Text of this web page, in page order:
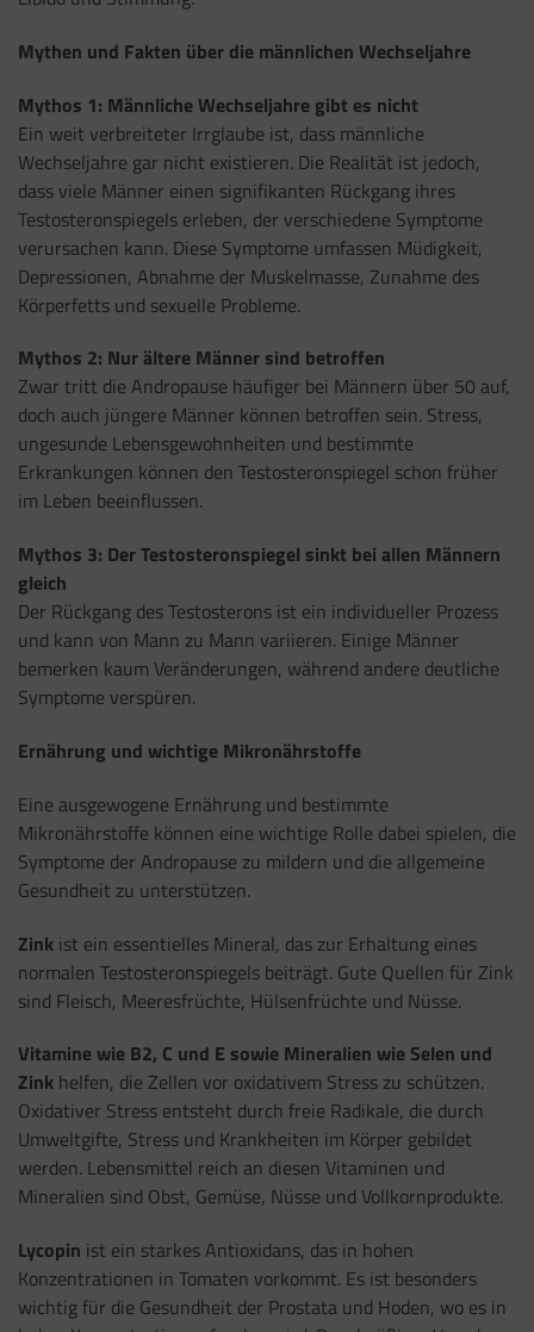
Mythen und Fakten über die männlichen Wechseljahre
Mythos 1: Männliche Wechseljahre gibt es nicht
Ein weit verbreiteter Irrglaube ist, dass männliche
Wechseljahre gar nicht existieren. Die Realität ist jedoch,
dass viele Männer einen signifikanten Rückgang ihres
Testosteronspiegels erleben, der verschiedene Symptome
verursachen kann. Diese Symptome umfassen Müdigkeit,
Depressionen, Abnahme der Muskelmasse, Zunahme des
Körperfetts und sexuelle Probleme.
Mythos 2: Nur ältere Männer sind betroffen
Zwar tritt die Andropause häufiger bei Männern über 50 auf,
doch auch jüngere Männer können betroffen sein. Stress,
ungesunde Lebensgewohnheiten und bestimmte
Erkrankungen können den Testosteronspiegel schon früher
im Leben beeinflussen.
Mythos 3: Der Testosteronspiegel sinkt bei allen Männern
gleich
Der Rückgang des Testosterons ist ein individueller Prozess
und kann von Mann zu Mann variieren. Einige Männer
bemerken kaum Veränderungen, während andere deutliche
Symptome verspüren.
Ernährung und wichtige Mikronährstoffe
Eine ausgewogene Ernährung und bestimmte
Mikronährstoffe können eine wichtige Rolle dabei spielen, die
Symptome der Andropause zu mildern und die allgemeine
Gesundheit zu unterstützen.
Zink ist ein essentielles Mineral, das zur Erhaltung eines
normalen Testosteronspiegels beiträgt. Gute Quellen für Zink
sind Fleisch, Meeresfrüchte, Hülsenfrüchte und Nüsse.
Vitamine wie B2, C und E sowie Mineralien wie Selen und
Zink helfen, die Zellen vor oxidativem Stress zu schützen.
Oxidativer Stress entsteht durch freie Radikale, die durch
Umweltgifte, Stress und Krankheiten im Körper gebildet
werden. Lebensmittel reich an diesen Vitaminen und
Mineralien sind Obst, Gemüse, Nüsse und Vollkornprodukte.
Lycopin ist ein starkes Antioxidans, das in hohen
Konzentrationen in Tomaten vorkommt. Es ist besonders
wichtig für die Gesundheit der Prostata und Hoden, wo es in